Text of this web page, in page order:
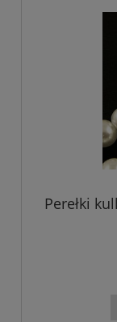
Perełki